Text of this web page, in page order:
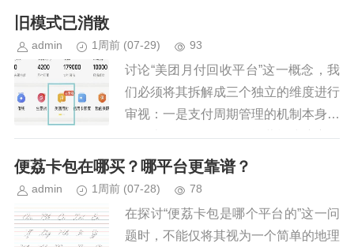
旧模式已消散
admin 1周前 (07-29) 93
讨论“美团月付回收平台”这一概念，我
们必须将其拆解成三个独立的维度进行
审视：一是支付周期管理的机制本身；
二是大型互联网平台的运营模式演变；
三是消费者对于资金流转的实际需求。
便荔卡包在哪买？哪平台更靠谱？
admin 1周前 (07-28) 78
在探讨“便荔卡包是哪个平台的”这一问
题时，不能仅将其视为一个简单的地理